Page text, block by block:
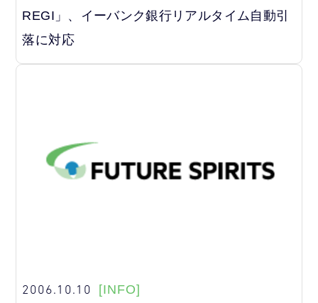
REGI」、イーバンク銀行リアルタイム自動引
落に対応
2006.10.10 [INFO]